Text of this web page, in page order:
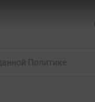
Политике.